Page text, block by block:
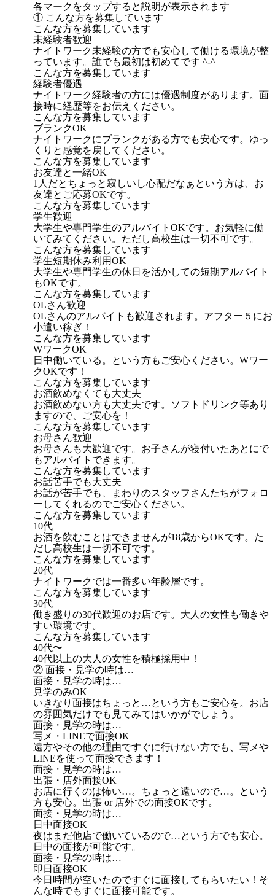
各マークをタップすると説明が表示されます
① こんな方を募集しています
こんな方を募集しています
未経験者歓迎
ナイトワーク未経験の方でも安心して働ける環境が整
っています。誰でも最初は初めてです ^-^
こんな方を募集しています
経験者優遇
ナイトワーク経験者の方には優遇制度があります。面
接時に経歴等をお伝えください。
こんな方を募集しています
ブランクOK
ナイトワークにブランクがある方でも安心です。ゆっ
くりと感覚を戻してください。
こんな方を募集しています
お友達と一緒OK
1人だとちょっと寂しいし心配だなぁという方は、お
友達とご応募OKです。
こんな方を募集しています
学生歓迎
大学生や専門学生のアルバイトOKです。お気軽に働
いてみてください。ただし高校生は一切不可です。
こんな方を募集しています
学生短期休み利用OK
大学生や専門学生の休日を活かしての短期アルバイト
もOKです。
こんな方を募集しています
OLさん歓迎
OLさんのアルバイトも歓迎されます。アフター５にお
小遣い稼ぎ！
こんな方を募集しています
WワークOK
日中働いている。という方もご安心ください。Wワー
クOKです！
こんな方を募集しています
お酒飲めなくても大丈夫
お酒飲めない方も大丈夫です。ソフトドリンク等あり
ますので、ご安心を！
こんな方を募集しています
お母さん歓迎
お母さんも大歓迎です。お子さんが寝付いたあとにで
もアルバイトできます。
こんな方を募集しています
お話苦手でも大丈夫
お話が苦手でも、まわりのスタッフさんたちがフォロ
ーしてくれるのでご安心ください。
こんな方を募集しています
10代
お酒を飲むことはできませんが18歳からOKです。た
だし高校生は一切不可です。
こんな方を募集しています
20代
ナイトワークでは一番多い年齢層です。
こんな方を募集しています
30代
働き盛りの30代歓迎のお店です。大人の女性も働きや
すい環境です。
こんな方を募集しています
40代〜
40代以上の大人の女性を積極採用中！
② 面接・見学の時は…
面接・見学の時は…
見学のみOK
いきなり面接はちょっと…という方もご安心を。お店
の雰囲気だけでも見てみてはいかがでしょう。
面接・見学の時は…
写メ・LINEで面接OK
遠方やその他の理由ですぐに行けない方でも、写メや
LINEを使って面接できます！
面接・見学の時は…
出張・店外面接OK
お店に行くのは怖い…。ちょっと遠いので…。という
方も安心。出張 or 店外での面接OKです。
面接・見学の時は…
日中面接OK
夜はまだ他店で働いているので…という方でも安心。
日中の面接が可能です。
面接・見学の時は…
即日面接OK
今日時間が空いたのですぐに面接してもらいたい！そ
んな時でもすぐに面接可能です。